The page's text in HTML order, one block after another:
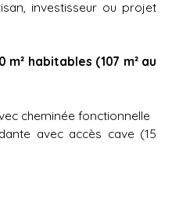
investisseur ou projet
m² habitables (107 m² au
cheminée fonctionnelle
avec accès cave (15